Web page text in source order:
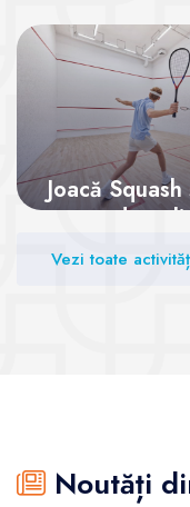
Joacă
Vezi toate
Noutăți